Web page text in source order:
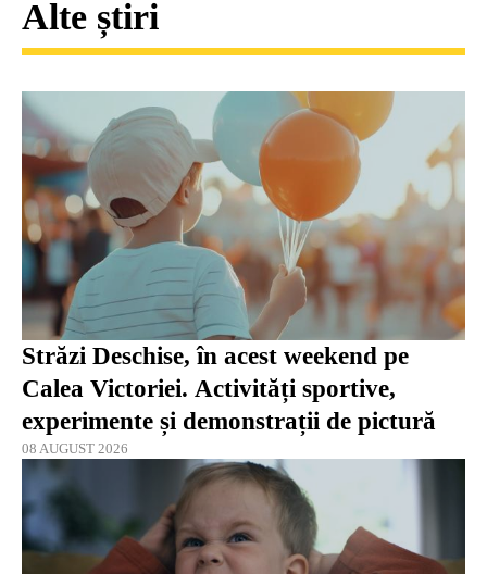
Alte știri
Străzi Deschise, în acest weekend pe
Calea Victoriei. Activități sportive,
experimente și demonstrații de pictură
08 AUGUST 2026